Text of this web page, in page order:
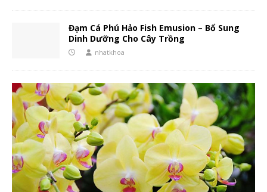
Đạm Cá Phú Hảo Fish Emusion – Bổ Sung
Dinh Dưỡng Cho Cây Trồng
nhatkhoa